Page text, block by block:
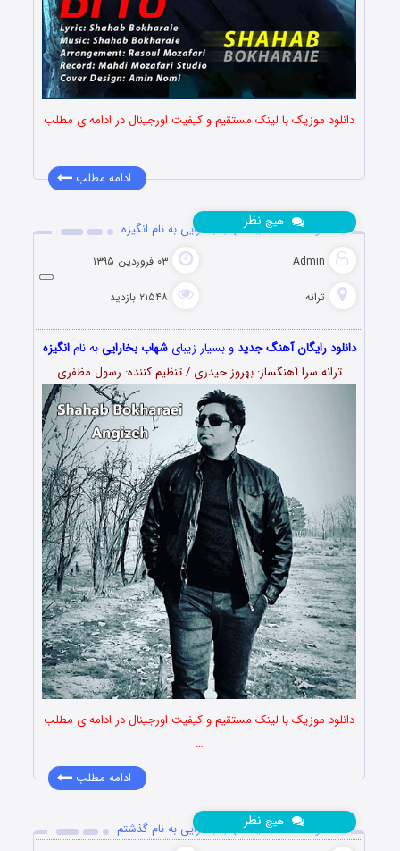
دانلود موزیک با لینک مستقیم و کیفیت اورجینال در ادامه ی مطلب
…
ادامه مطلب
دانلود آهنگ جدید شهاب بخارایی به نام انگیزه
Admin ۰۳ فروردین ۱۳۹۵
ترانه ۲۱۵۴۸ بازدید
هیچ نظر
دانلود رایگان آهنگ جدیدو بسیار زیبایشهاب بخاراییبه نامانگیزه
ترانه سرا آهنگساز: بهروز حیدری / تنظیم کننده: رسول مظفری
دانلود موزیک با لینک مستقیم و کیفیت اورجینال در ادامه ی مطلب
…
ادامه مطلب
دانلود آهنگ جدید شهاب بخارایی به نام گذشتم
هیچ نظر